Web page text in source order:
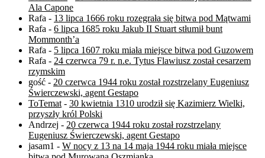
Ala Capone
Rafa - 13 lipca 1666 roku rozegrała się bitwa pod Mątwami
Rafa - 6 lipca 1685 roku Jakub II Stuart stłumił bunt
Mommonth’a
Rafa - 5 lipca 1607 roku miała miejsce bitwa pod Guzowem
Rafa - 24 czerwca 79 r. n.e. Tytus Flawiusz został cesarzem
rzymskim
gość - 20 czerwca 1944 roku został rozstrzelany Eugeniusz
Świerczewski, agent Gestapo
ToTemat - 30 kwietnia 1310 urodził się Kazimierz Wielki,
przyszły król Polski
Andrzej - 20 czerwca 1944 roku został rozstrzelany
Eugeniusz Świerczewski, agent Gestapo
jasam1 - W nocy z 13 na 14 maja 1944 roku miała miejsce